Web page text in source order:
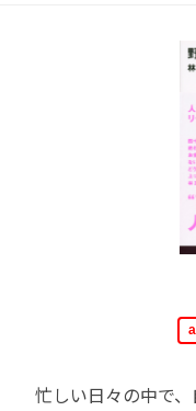
忙しい日々の中で